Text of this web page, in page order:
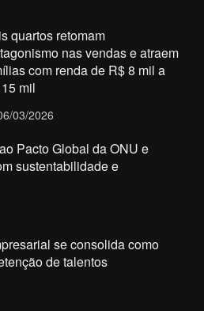
quartos retomam
nas vendas e atraem
com renda de R$ 8 mil a
mil
03/2026
Pacto Global da ONU e
sustentabilidade e
se consolida como
de talentos